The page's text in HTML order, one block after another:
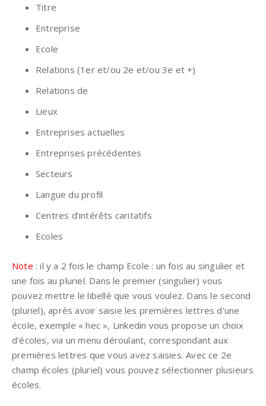
Titre
Entreprise
Ecole
Relations (1er et/ou 2e et/ou 3e et +)
Relations de
Lieux
Entreprises actuelles
Entreprises précédentes
Secteurs
Langue du profil
Centres d’intérêts caritatifs
Ecoles
Note : il y a 2 fois le champ Ecole : un fois au singulier et
une fois au pluriel. Dans le premier (singulier) vous
pouvez mettre le libellé que vous voulez. Dans le second
(pluriel), après avoir saisie les premières lettres d’une
école, exemple « hec », Linkedin vous propose un choix
d’écoles, via un menu déroulant, correspondant aux
premières lettres que vous avez saisies. Avec ce 2e
champ écoles (pluriel) vous pouvez sélectionner plusieurs
écoles.